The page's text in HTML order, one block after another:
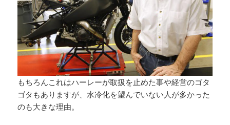
もちろんこれはハーレーが取扱を止めた事や経営のゴタ
ゴタもありますが、水冷化を望んでいない人が多かった
のも大きな理由。